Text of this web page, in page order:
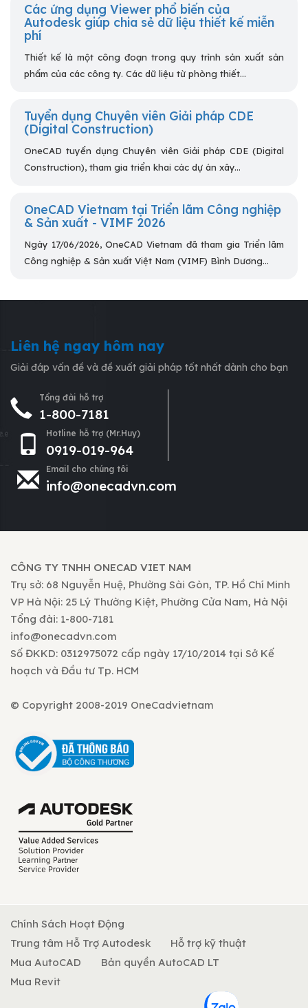
Các ứng dụng Viewer phổ biến của
Autodesk giúp chia sẻ dữ liệu thiết kế miễn
phí
Thiết kế là một công đoạn trong quy trình sản xuất sản
phẩm của các công ty. Các dữ liệu từ phòng thiết...
Tuyển dụng Chuyên viên Giải pháp CDE
(Digital Construction)
OneCAD tuyển dụng Chuyên viên Giải pháp CDE (Digital
Construction), tham gia triển khai các dự án xây...
OneCAD Vietnam tại Triển lãm Công nghiệp
& Sản xuất - VIMF 2026
Ngày 17/06/2026, OneCAD Vietnam đã tham gia Triển lãm
Công nghiệp & Sản xuất Việt Nam (VIMF) Bình Dương...
Liên hệ ngay hôm nay
Giải đáp vấn đề và đề xuất giải pháp tốt nhất dành cho bạn
Tổng đài hỗ trợ
1-800-7181
Hotline hỗ trợ (Mr.Huy)
0919-019-964
Email cho chúng tôi
info@onecadvn.com
CÔNG TY TNHH ONECAD VIET NAM
Trụ sở: 68 Nguyễn Huệ, Phường Sài Gòn, TP. Hồ Chí Minh
VP Hà Nội: 25 Lý Thường Kiệt, Phường Cửa Nam, Hà Nội
Tổng đài: 1-800-7181
info@onecadvn.com
Số ĐKKD: 0312975072 cấp ngày 17/10/2014 tại Sở Kế
hoạch và Đầu tư Tp. HCM
© Copyright 2008-2019 OneCadvietnam
Chính Sách Hoạt Động
Trung tâm Hỗ Trợ Autodesk
Hỗ trợ kỹ thuật
Mua AutoCAD
Bản quyền AutoCAD LT
Mua Revit